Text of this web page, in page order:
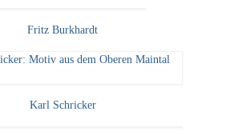
Fritz Burkhardt
Karl Schricker